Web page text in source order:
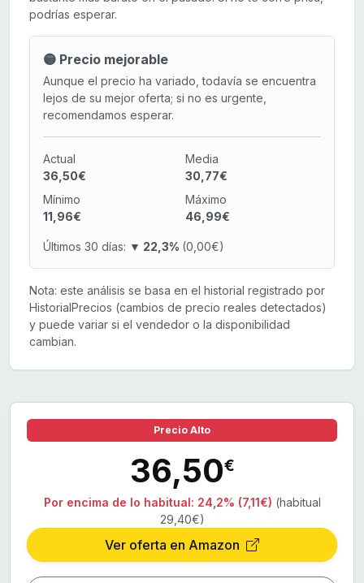
podrías esperar.
🟡 Precio mejorable
Aunque el precio ha variado, todavía se encuentra
lejos de su mejor oferta; si no es urgente,
recomendamos esperar.
Actual
36,50€
Media
30,77€
Mínimo
11,96€
Máximo
46,99€
Últimos 30 días: ▼ 22,3% (0,00€)
Nota: este análisis se basa en el historial registrado por
HistorialPrecios (cambios de precio reales detectados)
y puede variar si el vendedor o la disponibilidad
cambian.
Precio Alto
36,50€
Por encima de lo habitual: 24,2% (7,11€) (habitual
29,40€)
Ver oferta en Amazon